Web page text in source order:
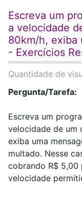
Escreva um
a velocidade
80km/h, exiba
- Exercícios
Quantidade de
Pergunta/Tarefa:
Escreva um
velocidade de um
exiba uma
multado. Nesse
cobrando R$ 5,00
velocidade